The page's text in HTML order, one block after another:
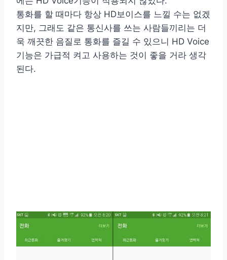
통화를 할 때마다 항상 HD보이스를 느낄 수는 없겠
지만, 그래도 같은 통신사를 쓰는 사람들끼리는 더
욱 깨끗한 음질로 통화를 즐길 수 있으니 HD Voice
기능은 가급적 켜고 사용하는 것이 좋을 거라 생각
된다.